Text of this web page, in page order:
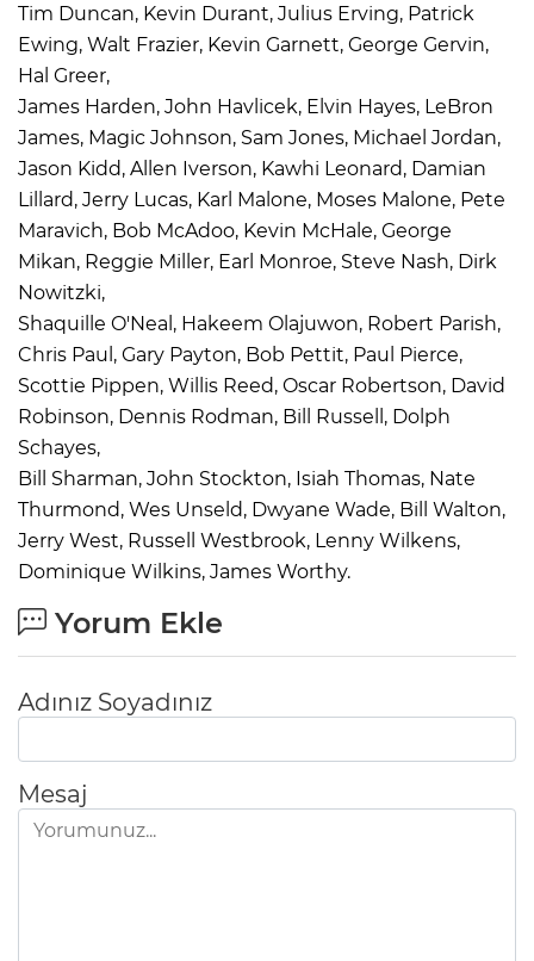
Tim Duncan, Kevin Durant, Julius Erving, Patrick
Ewing, Walt Frazier, Kevin Garnett, George Gervin,
Hal Greer,
James Harden, John Havlicek, Elvin Hayes, LeBron
James, Magic Johnson, Sam Jones, Michael Jordan,
Jason Kidd, Allen Iverson, Kawhi Leonard, Damian
Lillard, Jerry Lucas, Karl Malone, Moses Malone, Pete
Maravich, Bob McAdoo, Kevin McHale, George
Mikan, Reggie Miller, Earl Monroe, Steve Nash, Dirk
Nowitzki,
Shaquille O'Neal, Hakeem Olajuwon, Robert Parish,
Chris Paul, Gary Payton, Bob Pettit, Paul Pierce,
Scottie Pippen, Willis Reed, Oscar Robertson, David
Robinson, Dennis Rodman, Bill Russell, Dolph
Schayes,
Bill Sharman, John Stockton, Isiah Thomas, Nate
Thurmond, Wes Unseld, Dwyane Wade, Bill Walton,
Jerry West, Russell Westbrook, Lenny Wilkens,
Dominique Wilkins, James Worthy.
Yorum Ekle
Adınız Soyadınız
Mesaj